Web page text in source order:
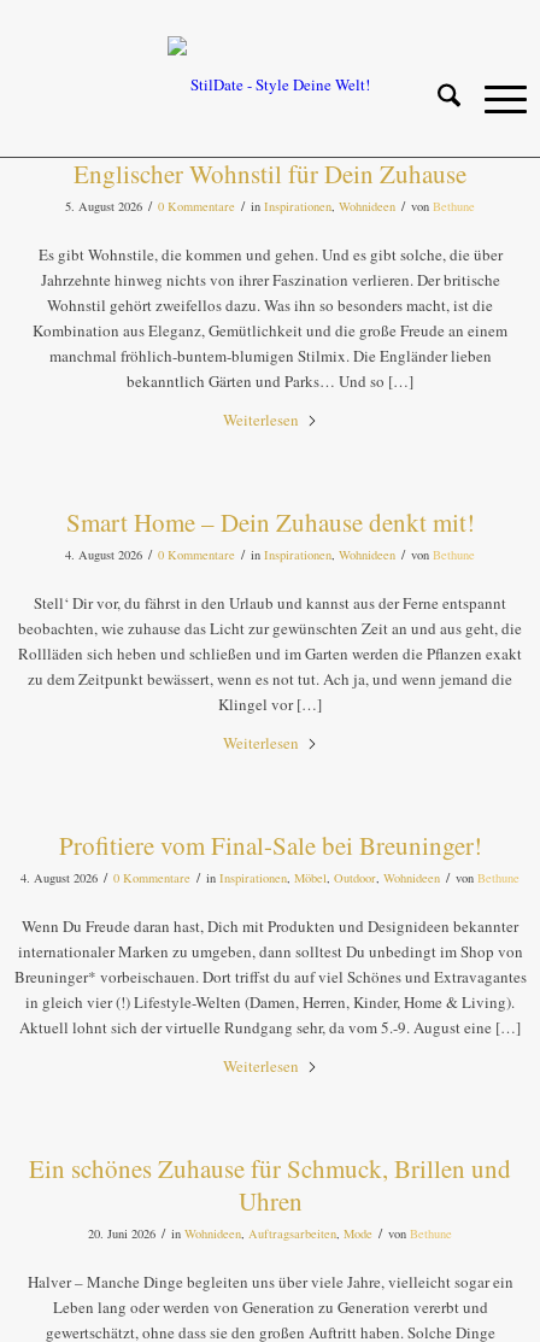
Englischer Wohnstil für Dein Zuhause
5. August 2026 / 0 Kommentare / in Inspirationen, Wohnideen / von Bethune
Es gibt Wohnstile, die kommen und gehen. Und es gibt solche, die über
Jahrzehnte hinweg nichts von ihrer Faszination verlieren. Der britische
Wohnstil gehört zweifellos dazu. Was ihn so besonders macht, ist die
Kombination aus Eleganz, Gemütlichkeit und die große Freude an einem
manchmal fröhlich-buntem-blumigen Stilmix. Die Engländer lieben
bekanntlich Gärten und Parks… Und so […]
Weiterlesen
Smart Home – Dein Zuhause denkt mit!
4. August 2026 / 0 Kommentare / in Inspirationen, Wohnideen / von Bethune
Stell‘ Dir vor, du fährst in den Urlaub und kannst aus der Ferne entspannt
beobachten, wie zuhause das Licht zur gewünschten Zeit an und aus geht, die
Rollläden sich heben und schließen und im Garten werden die Pflanzen exakt
zu dem Zeitpunkt bewässert, wenn es not tut. Ach ja, und wenn jemand die
Klingel vor […]
Weiterlesen
Profitiere vom Final-Sale bei Breuninger!
4. August 2026 / 0 Kommentare / in Inspirationen, Möbel, Outdoor, Wohnideen / von Bethune
Wenn Du Freude daran hast, Dich mit Produkten und Designideen bekannter
internationaler Marken zu umgeben, dann solltest Du unbedingt im Shop von
Breuninger* vorbeischauen. Dort triffst du auf viel Schönes und Extravagantes
in gleich vier (!) Lifestyle-Welten (Damen, Herren, Kinder, Home & Living).
Aktuell lohnt sich der virtuelle Rundgang sehr, da vom 5.-9. August eine […]
Weiterlesen
Ein schönes Zuhause für Schmuck, Brillen und
Uhren
20. Juni 2026 / in Wohnideen, Auftragsarbeiten, Mode / von Bethune
Halver – Manche Dinge begleiten uns über viele Jahre, vielleicht sogar ein
Leben lang oder werden von Generation zu Generation vererbt und
gewertschätzt, ohne dass sie den großen Auftritt haben. Solche Dinge